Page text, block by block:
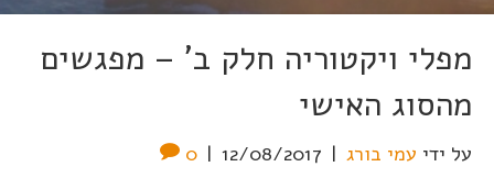
מפלי ויקטוריה חלק ב' – מפגשים
מהסוג האישי
על ידי עמי בורג |
12/08/2017
|
0